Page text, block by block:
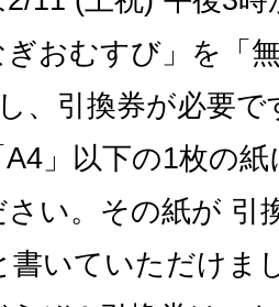
おむすび」を「
、引換券が必要
A4」以下の1枚の
さい。その紙が 引
書いていただけ